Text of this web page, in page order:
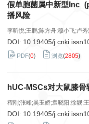
假单胞菌属中新型
播风险
李昕悦;王鹏;陈方舟;穆小飞;卢
DOI: 10.19405/
PDF(0) 浏览(2805)
hUC-MSCs对大鼠膝骨
程刚;张峰;吴玉娇;袁晓阳;徐靓;
DOI: 10.19405/